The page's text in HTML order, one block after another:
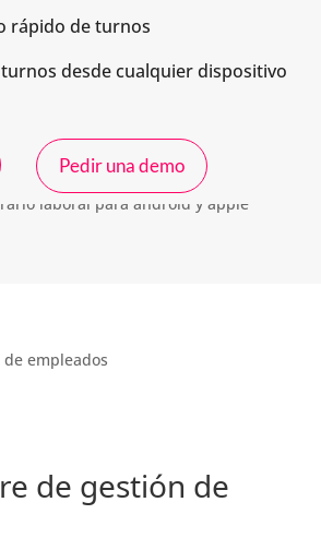
rápido de turnos
desde cualquier dispositivo
Pedir una demo
de gestión de